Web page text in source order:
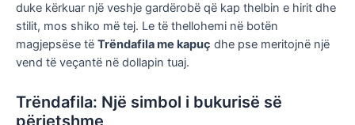
duke kërkuar një veshje gardërobë që kap thelbin e hirit dhe
stilit, mos shiko më tej. Le të thellohemi në botën
magjepsëse të Trëndafila me kapuç dhe pse meritojnë një
vend të veçantë në dollapin tuaj.
Trëndafila: Një simbol i bukurisë së
përjetshme